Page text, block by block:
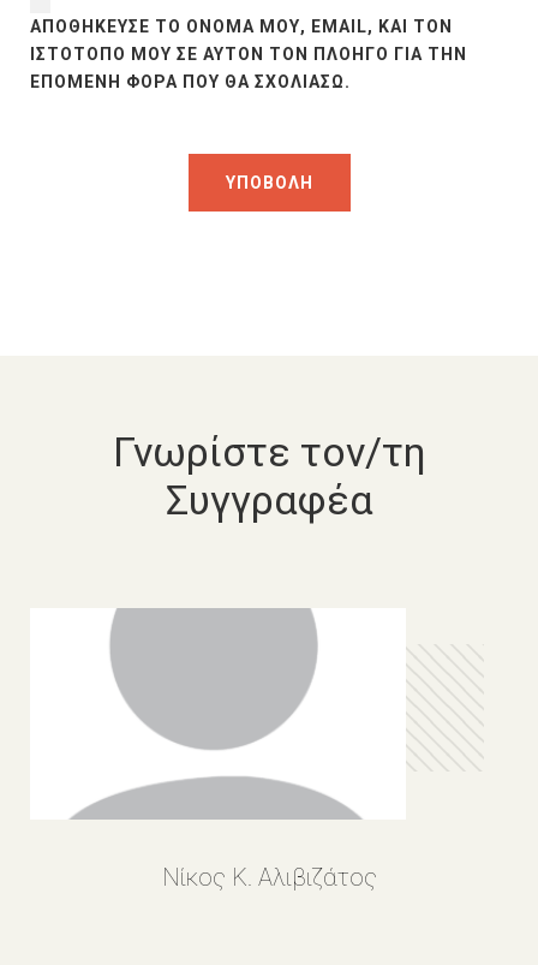
ΑΠΟΘΉΚΕΥΣΕ ΤΟ ΌΝΟΜΆ ΜΟΥ, EMAIL, ΚΑΙ ΤΟΝ
ΙΣΤΌΤΟΠΟ ΜΟΥ ΣΕ ΑΥΤΌΝ ΤΟΝ ΠΛΟΗΓΌ ΓΙΑ ΤΗΝ
ΕΠΌΜΕΝΗ ΦΟΡΆ ΠΟΥ ΘΑ ΣΧΟΛΙΆΣΩ.
Γνωρίστε τον/τη
Συγγραφέα
Νίκος Κ. Αλιβιζάτος